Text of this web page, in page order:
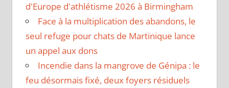
d'Europe d'athlétisme 2026 à Birmingham
Face à la multiplication des abandons, le
seul refuge pour chats de Martinique lance
un appel aux dons
Incendie dans la mangrove de Génipa : le
feu désormais fixé, deux foyers résiduels